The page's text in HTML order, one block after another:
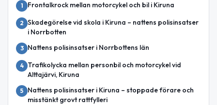
1 Frontalkrock mellan motorcykel och bil i Kiruna
2 Skadegörelse vid skola i Kiruna – nattens polisinsatser
i Norrbotten
3 Nattens polisinsatser i Norrbottens län
4
Trafikolycka mellan personbil och motorcykel vid
Alttajärvi, Kiruna
5
Nattens polisinsatser i Kiruna – stoppade förare och
misstänkt grovt rattfylleri